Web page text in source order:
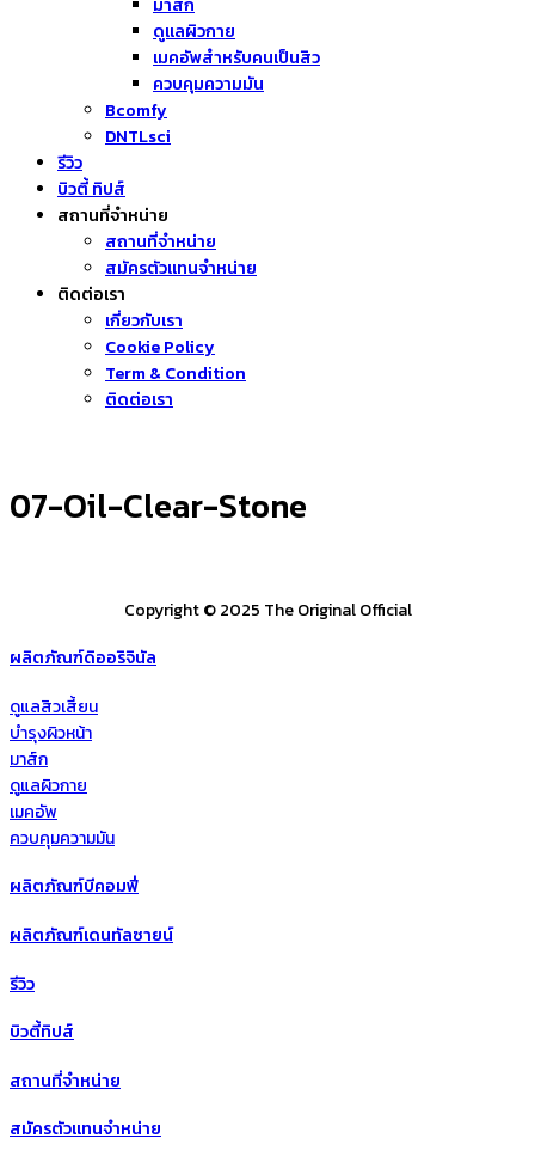
มาส์ก
ดูแลผิวกาย
เมคอัพสำหรับคนเป็นสิว
ควบคุมความมัน
Bcomfy
DNTLsci
รีวิว
บิวตี้ ทิปส์
สถานที่จำหน่าย
สถานที่จำหน่าย
สมัครตัวแทนจำหน่าย
ติดต่อเรา
เกี่ยวกับเรา
Cookie Policy
Term & Condition
ติดต่อเรา
07-Oil-Clear-Stone
Copyright © 2025 The Original Official
ผลิตภัณฑ์ดิออริจินัล
ดูแลสิวเสี้ยน
บำรุงผิวหน้า
มาส์ก
ดูแลผิวกาย
เมคอัพ
ควบคุมความมัน
ผลิตภัณฑ์บีคอมฟี่
ผลิตภัณฑ์เดนทัลซายน์
รีวิว
บิวตี้ทิปส์
สถานที่จำหน่าย
สมัครตัวแทนจำหน่าย